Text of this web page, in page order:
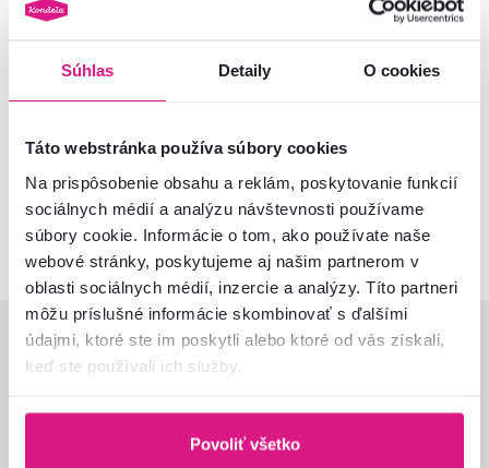
Súhlas Detaily O cookies
Táto webstránka používa súbory cookies
Na prispôsobenie obsahu a reklám, poskytovanie funkcií
sociálnych médií a analýzu návštevnosti používame
súbory cookie. Informácie o tom, ako používate naše
webové stránky, poskytujeme aj našim partnerom v
oblasti sociálnych médií, inzercie a analýzy. Títo partneri
môžu príslušné informácie skombinovať s ďalšími
údajmi, ktoré ste im poskytli alebo ktoré od vás získali,
keď ste používali ich služby.
Povoliť všetko
Nenašli ste požadované informácie?
02/ 40 100 100 Spustiť chat
Hodnotenia produktu
4,2
Zodpovedá očakávaniam